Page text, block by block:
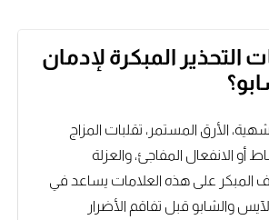
التحذير المبكرة لإدمان
الأرق المستمر، تقلبات المزاج
أو الانفعال المفاجئ، والعزلة
المبكر على هذه العلامات يساعد في
والشابو قبل تفاقم الأضرار